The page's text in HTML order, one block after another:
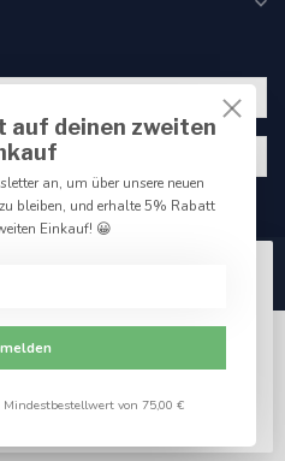
Reniers Fishing
um das beste Seitenerlebnis
Ja
auf deinen zweiten
an, um über unsere neuen
bleiben, und erhalte 5% Rabatt
Einkauf! 😀
von 75,00 €